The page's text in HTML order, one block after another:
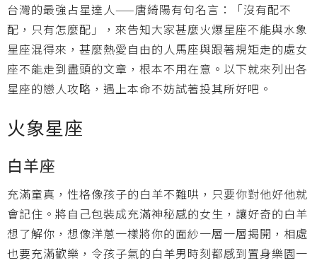
台灣的最強占星達人——唐綺陽有句名言：「沒有配不
配，只有怎麼配」，來告知大家甚麼火爆星座不能與水象
星座混得來，甚麼熱愛自由的人馬座與跟著規矩走的處女
座不能走到盡頭的文章，根本不用在意。以下就來列出各
星座的戀人攻略，遇上本命不妨試著投其所好吧。
火象星座
白羊座
充滿童真，性格像孩子的白羊不難哄，只要你對他好他就
會記住。將自己包裝成充滿神秘感的女生，讓好奇的白羊
想了解你，想像洋蔥一樣將你的面紗一層一層揭開，相處
也要充滿歡樂，令孩子氣的白羊男時刻都感到置身樂園一